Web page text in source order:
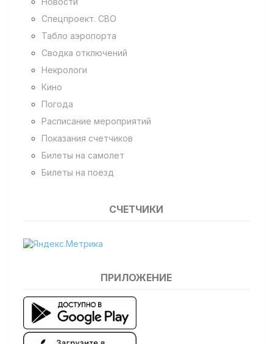
Спецпроект. СВО
Табло аэропорта
Сводка отключений
Некрологи
Кино
Погода
Расписание мероприятий
Показания счетчиков
Билеты на самолет
Билеты на поезд
СЧЕТЧИКИ
ПРИЛОЖЕНИЕ